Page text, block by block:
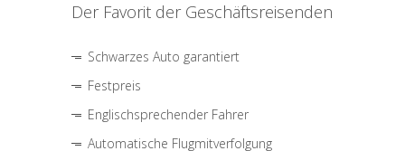
Der Favorit der Geschäftsreisenden
Schwarzes Auto garantiert
Festpreis
Englischsprechender Fahrer
Automatische Flugmitverfolgung